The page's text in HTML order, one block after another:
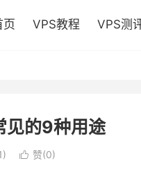
页 VPS教程 VPS测
见的9种用途
 赞(0)